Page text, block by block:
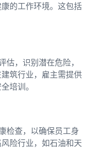
的工作环境。这包括
估，识别潜在危险，
筑行业，雇主需提供
培训。
检查，以确保员工身
险行业，如石油和天